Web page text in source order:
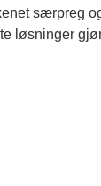
særpreg
løsninger